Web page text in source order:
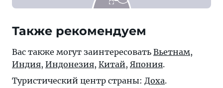
Также рекомендуем
Вас также могут заинтересовать Вьетнам,
Индия, Индонезия, Китай, Япония.
Туристический центр страны: Доха.